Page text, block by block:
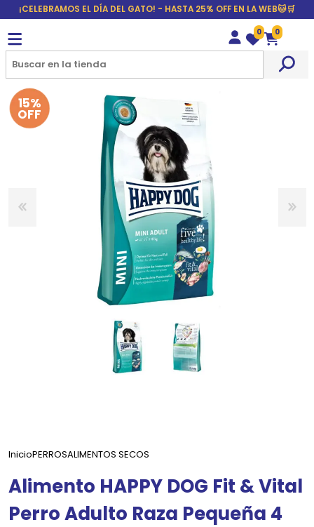
¡CELEBRAMOS EL DÍA DEL GATO! - HASTA 25% OFF EN LA WEB🐱🛒
Wishlist
0
Carrito
0
15%
OFF
InicioPERROSALIMENTOS SECOS
Alimento HAPPY DOG Fit & Vital
Perro Adulto Raza Pequeña 4